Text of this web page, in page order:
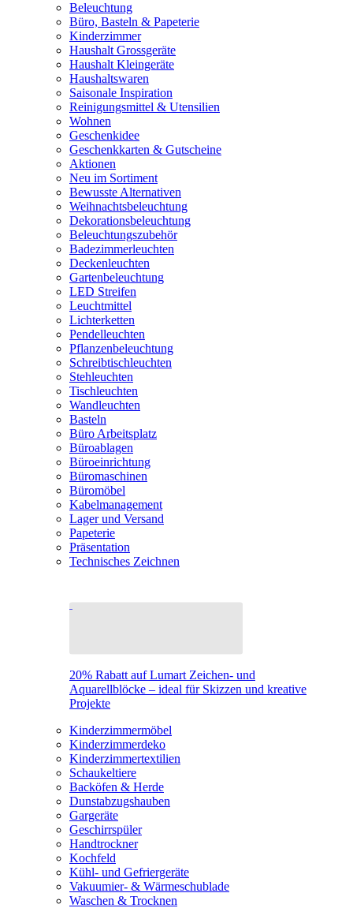
Beleuchtung
Büro, Basteln & Papeterie
Kinderzimmer
Haushalt Grossgeräte
Haushalt Kleingeräte
Haushaltswaren
Saisonale Inspiration
Reinigungsmittel & Utensilien
Wohnen
Geschenkidee
Geschenkkarten & Gutscheine
Aktionen
Neu im Sortiment
Bewusste Alternativen
Weihnachtsbeleuchtung
Dekorationsbeleuchtung
Beleuchtungszubehör
Badezimmerleuchten
Deckenleuchten
Gartenbeleuchtung
LED Streifen
Leuchtmittel
Lichterketten
Pendelleuchten
Pflanzenbeleuchtung
Schreibtischleuchten
Stehleuchten
Tischleuchten
Wandleuchten
Basteln
Büro Arbeitsplatz
Büroablagen
Büroeinrichtung
Büromaschinen
Büromöbel
Kabelmanagement
Lager und Versand
Papeterie
Präsentation
Technisches Zeichnen
20% Rabatt auf Lumart Zeichen- und
Aquarellblöcke – ideal für Skizzen und kreative
Projekte
Kinderzimmermöbel
Kinderzimmerdeko
Kinderzimmertextilien
Schaukeltiere
Backöfen & Herde
Dunstabzugshauben
Gargeräte
Geschirrspüler
Handtrockner
Kochfeld
Kühl- und Gefriergeräte
Vakuumier- & Wärmeschublade
Waschen & Trocknen